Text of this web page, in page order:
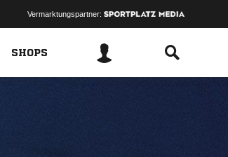
Vermarktungspartner:
SHOPS